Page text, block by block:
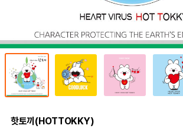
핫토끼(HOTTOKKY)